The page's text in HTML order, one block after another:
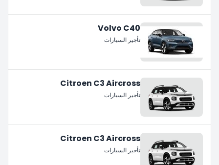
Volvo C40
تأجير السيارات
Citroen C3 Aircross
تأجير السيارات
Citroen C3 Aircross
تأجير السيارات